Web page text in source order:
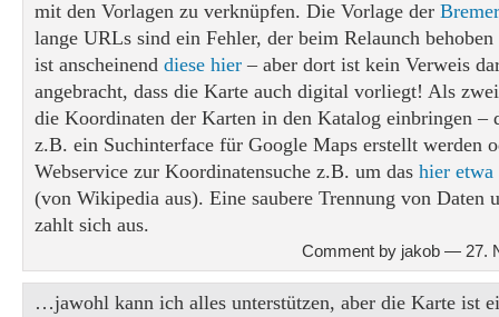
mit den Vorlagen zu verknüpfen. Die Vorlage der
lange URLs sind ein Fehler, der beim Relaunch
ist anscheinend diese hier – aber dort ist kein Verweis
angebracht, dass die Karte auch digital vorliegt! Als
die Koordinaten der Karten in den Katalog einbringen –
z.B. ein Suchinterface für Google Maps erstellt werden
Webservice zur Koordinatensuche z.B. um das hier etwa
(von Wikipedia aus). Eine saubere Trennung von Daten
zahlt sich aus.
Comment by jakob — 27.
…jawohl kann ich alles unterstützen, aber die Karte ist